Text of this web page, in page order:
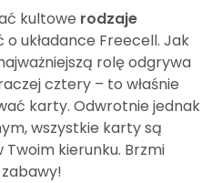
kultowe rodzaje
o układance Freecell. Jak
rolę odgrywa
cztery – to właśnie
karty. Odwrotnie jednak
wszystkie karty są
kierunku. Brzmi